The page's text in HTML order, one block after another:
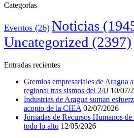
Categorías
Eventos (26) Noticias
Uncategorized (2397)
Entradas recientes
Gremios empresariales de Aragua
regional tras sismos del 24J 10/07/
Industrias de Aragua suman
acopio de la CIEA 02/07/2026
Jornadas de Recursos Humanos
todo lo alto 12/05/2026